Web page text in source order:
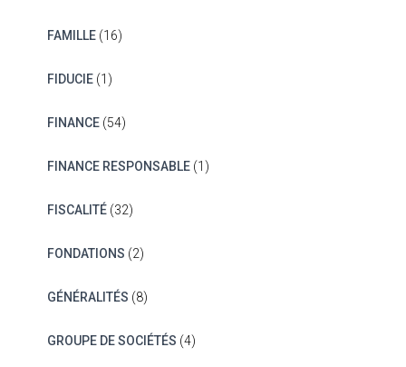
FAMILLE(16)
FIDUCIE(1)
FINANCE(54)
FINANCE RESPONSABLE(1)
FISCALITÉ(32)
FONDATIONS (2)
GÉNÉRALITÉS (8)
GROUPE DE SOCIÉTÉS (4)